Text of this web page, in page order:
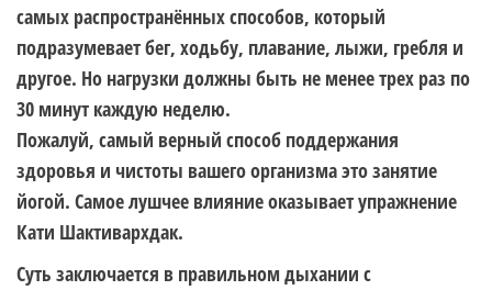
самых распространённых способов, который
подразумевает бег, ходьбу, плавание, лыжи, гребля и
другое. Но нагрузки должны быть не менее трех раз по
30 минут каждую неделю.
Пожалуй, самый верный способ поддержания
здоровья и чистоты вашего организма это занятие
йогой. Самое лушчее влияние оказывает упражнение
Кати Шактивархдак.
Суть заключается в правильном дыхании с